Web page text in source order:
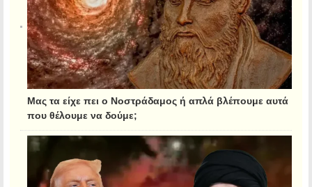
Μας τα είχε πει ο Νοστράδαμος ή απλά βλέπουμε αυτά
που θέλουμε να δούμε;